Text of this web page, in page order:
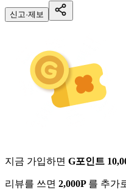
신고·제보
지금 가입하면 G포인트
리뷰를 쓰면 2,000P 를 추가